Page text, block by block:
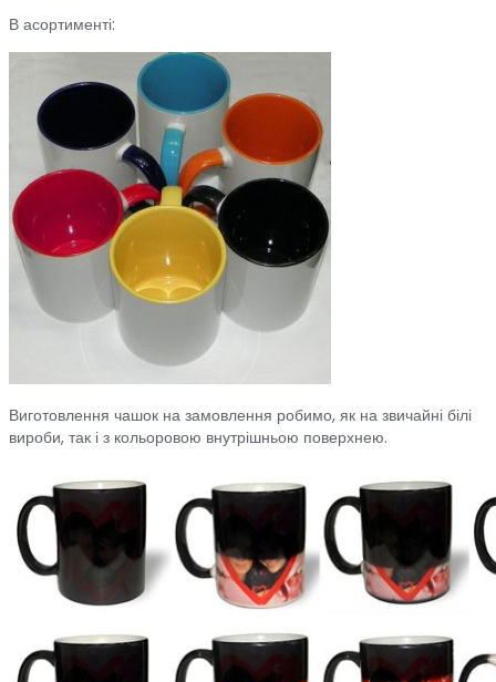
В асортименті:
Виготовлення чашок на замовлення робимо, як на звичайні білі
вироби, так і з кольоровою внутрішньою поверхнею.